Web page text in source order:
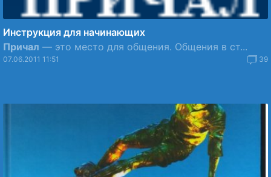
Инструкция для начинающих
Причал — это место для общения. Общения в ст...
07.06.2011 11:51 39